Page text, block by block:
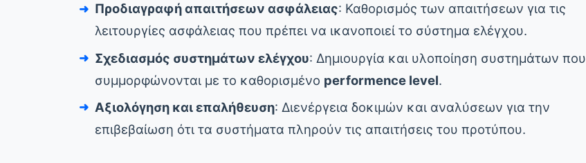
Προδιαγραφή απαιτήσεων ασφάλειας: Καθορισμός των απαιτήσεων για τις
λειτουργίες ασφάλειας που πρέπει να ικανοποιεί το σύστημα ελέγχου.
Σχεδιασμός συστημάτων ελέγχου: Δημιουργία και υλοποίηση συστημάτων που
συμμορφώνονται με το καθορισμένο performence level.
Αξιολόγηση και επαλήθευση: Διενέργεια δοκιμών και αναλύσεων για την
επιβεβαίωση ότι τα συστήματα πληρούν τις απαιτήσεις του προτύπου.